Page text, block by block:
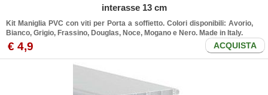
interasse 13 cm
Kit Maniglia PVC con viti per Porta a soffietto. Colori disponibili: Avorio,
Bianco, Grigio, Frassino, Douglas, Noce, Mogano e Nero. Made in Italy.
€ 4,9 ACQUISTA